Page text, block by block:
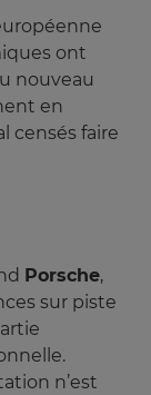
ont
nouveau
en
censés faire
Porsche,
sur piste
n’est